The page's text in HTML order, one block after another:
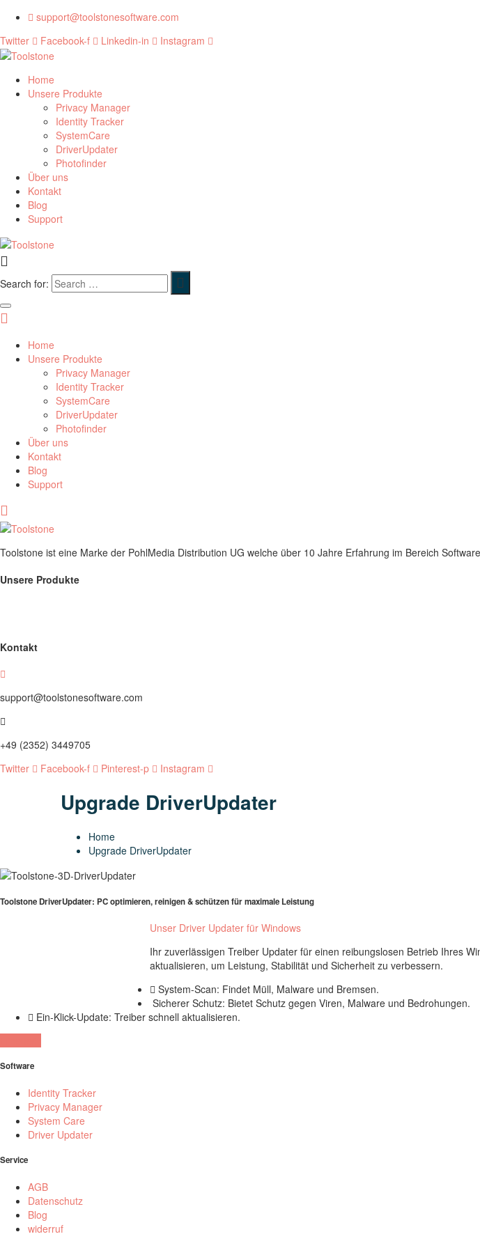
support@toolstonesoftware.com
Twitter
Facebook-f Linkedin-in Instagram
Home
Unsere Produkte
Privacy Manager
Identity Tracker
SystemCare
DriverUpdater
Photofinder
Über uns
Kontakt
Blog
Support
Search for:
Home
Unsere Produkte
Privacy Manager
Identity Tracker
SystemCare
DriverUpdater
Photofinder
Über uns
Kontakt
Blog
Support
Toolstone ist eine Marke der PohlMedia Distribution UG welche über 10 Jahre Erfahrung im Bereich
Unsere Produkte
Kontakt
support@toolstonesoftware.com
+49 (2352) 3449705
Twitter
Facebook-f Pinterest-p Instagram
Upgrade DriverUpdater
Home
Upgrade DriverUpdater
Toolstone DriverUpdater: PC optimieren, reinigen & schützen für maximale Leistung
Unser Driver Updater für Windows
Ihr zuverlässigen Treiber Updater für einen reibungslosen Betrieb Ihres
aktualisieren, um Leistung, Stabilität und Sicherheit zu verbessern.
System-Scan: Findet Müll, Malware und Bremsen.
Sicherer Schutz: Bietet Schutz gegen Viren, Malware und Bedrohungen.
Ein-Klick-Update: Treiber schnell aktualisieren.
Software
Identity Tracker
Privacy Manager
System Care
Driver Updater
Service
AGB
Datenschutz
Blog
widerruf